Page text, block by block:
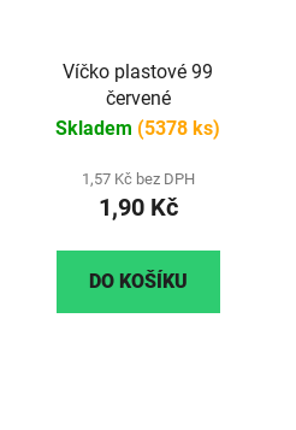
Víčko plastové 99
červené
Skladem (5378 ks)
1,57 Kč bez DPH
1,90 Kč
DO KOŠÍKU